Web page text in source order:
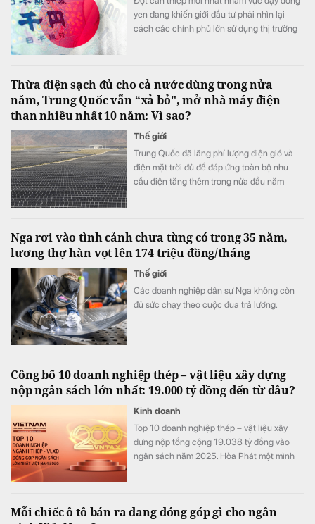
yen đang khiến giới đầu tư phải nhìn lại
cách các chính phủ lớn sử dụng thị trường
Thừa điện sạch đủ cho cả nước dùng trong nửa
năm, Trung Quốc vẫn “xả bỏ", mở nhà máy điện
than nhiều nhất 10 năm: Vì sao?
Thế giới
Trung Quốc đã lãng phí lượng điện gió và
điện mặt trời đủ để đáp ứng toàn bộ nhu
cầu điện tăng thêm trong nửa đầu năm
Nga rơi vào tình cảnh chưa từng có trong 35 năm,
lương thợ hàn vọt lên 174 triệu đồng/tháng
Thế giới
Các doanh nghiệp dân sự Nga không còn
đủ sức chạy theo cuộc đua trả lương.
Công bố 10 doanh nghiệp thép – vật liệu xây dựng
nộp ngân sách lớn nhất: 19.000 tỷ đồng đến từ đâu?
Kinh doanh
Top 10 doanh nghiệp thép – vật liệu xây
dựng nộp tổng cộng 19.038 tỷ đồng vào
ngân sách năm 2025. Hòa Phát một mình
Mỗi chiếc ô tô bán ra đang đóng góp gì cho ngân